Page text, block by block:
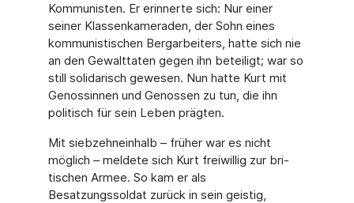
Kommunisten. Er erinnerte sich: Nur einer
seiner Klassenkameraden, der Sohn eines
kommunistischen Bergarbeiters, hatte sich nie
an den Gewalttaten gegen ihn beteiligt; war so
still solidarisch gewesen. Nun hatte Kurt mit
Genossinnen und Genossen zu tun, die ihn
politisch für sein Leben prägten.
Mit siebzehneinhalb – früher war es nicht
möglich – meldete sich Kurt freiwillig zur bri­
tischen Armee. So kam er als
Besatzungssoldat zurück in sein geistig,